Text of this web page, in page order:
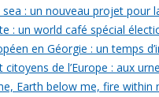
: un nouveau projet pour
: un world café spécial
en Géorgie : un temps
citoyens de l’Europe : aux
Earth below me, fire within